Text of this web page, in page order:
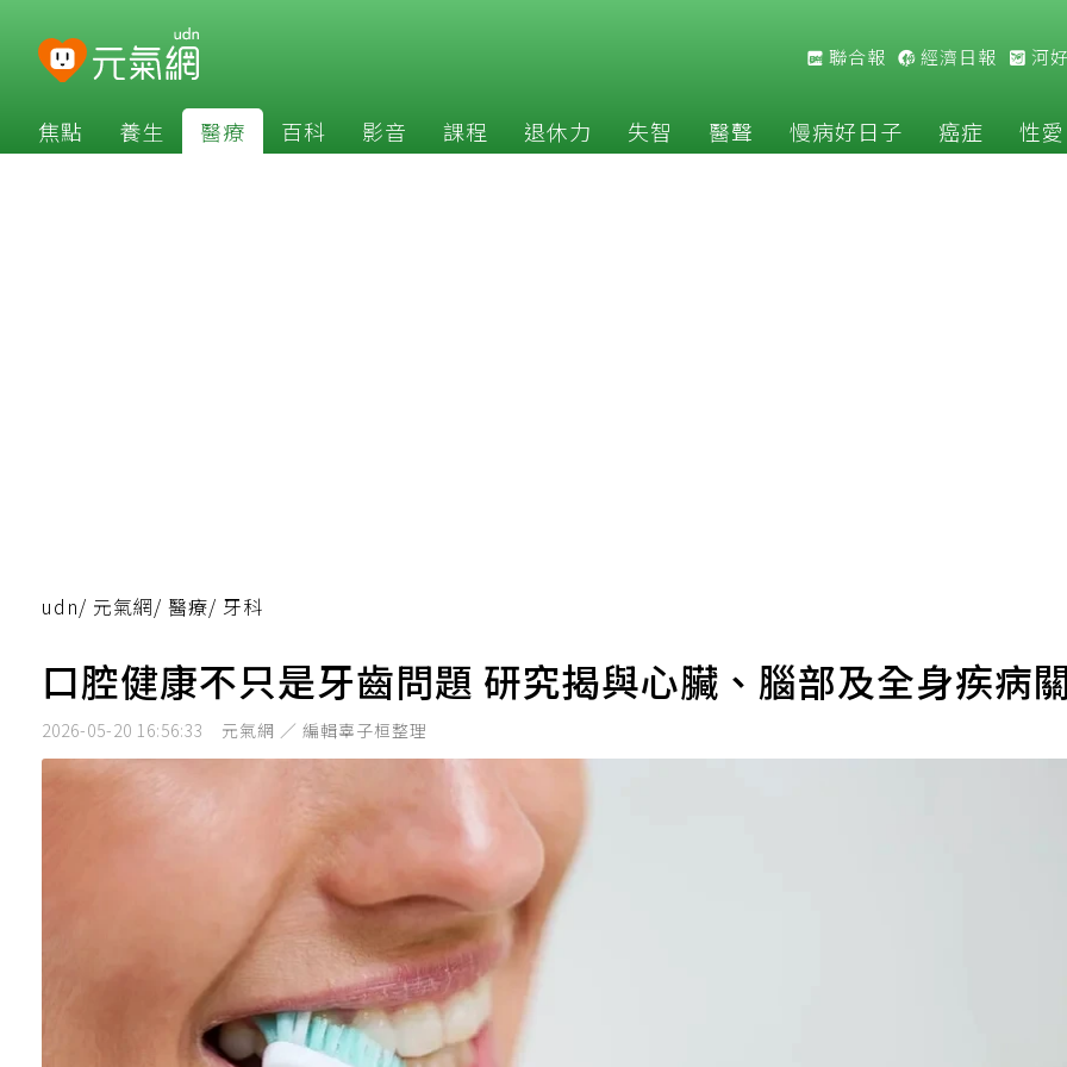
聯合報 經濟日報 河
焦點 養生 醫療 百科 影音 課程 退休力 失智 醫聲 慢病好日子 癌症 性愛
udn/ 元氣網/ 醫療/ 牙科
口腔健康不只是牙齒問題 研究揭與心臟、腦部及全身疾病
2026-05-20 16:56:33 元氣網 ／ 編輯辜子桓整理